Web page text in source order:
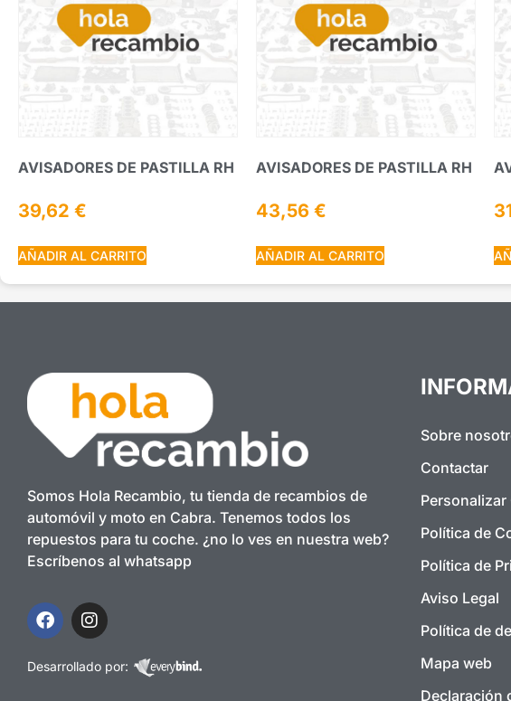
AVISADORES DE PASTILLA RH
39,62 €
AÑADIR AL CARRITO
AVISADORES DE PASTILLA RH
43,56 €
AÑADIR AL CARRITO
Somos Hola Recambio, tu tienda de recambios de
automóvil y moto en Cabra. Tenemos todos los
repuestos para tu coche. ¿no lo ves en nuestra web?
Escríbenos al whatsapp
Desarrollado por:
Sobre
Contactar
Personalizar
Política de
Política de
Aviso Legal
Política de
Mapa web
Declaración